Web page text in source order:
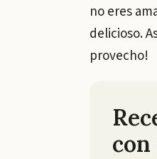
no eres
delicioso.
provecho!